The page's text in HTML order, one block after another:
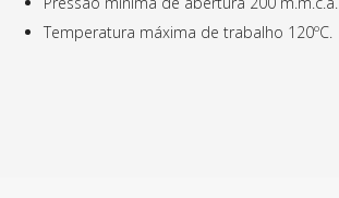
Temperatura máxima de trabalho 120ºC.